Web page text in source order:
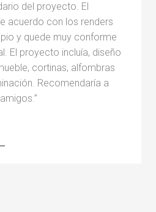
del proyecto. El
acuerdo con los renders
y quede muy conforme
El proyecto incluía, diseño
cortinas, alfombras
Recomendaría a